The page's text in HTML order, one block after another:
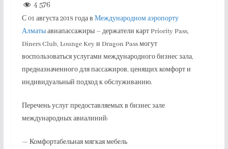
4 576
С 01 августа 2018 года в Международном аэропорту
Алматыавиапассажиры – держатели карт Priority Pass,
Diners Club, Lounge Key и Dragon Pass могут
воспользоваться услугами международного бизнес зала,
предназначенного для пассажиров, ценящих комфорт и
индивидуальный подход к обслуживанию.
Перечень услуг предоставляемых в бизнес зале
международных авиалиний:
— Комфортабельная мягкая мебель